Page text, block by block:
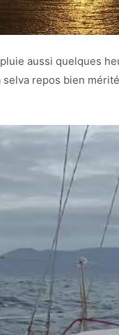
aussi quelques
repos bien